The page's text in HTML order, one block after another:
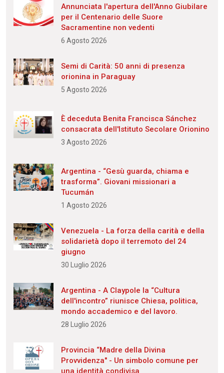
Annunciata l'apertura dell'Anno Giubilare
per il Centenario delle Suore
Sacramentine non vedenti
6 Agosto 2026
Semi di Carità: 50 anni di presenza
orionina in Paraguay
5 Agosto 2026
È deceduta Benita Francisca Sánchez
consacrata dell'Istituto Secolare Orionino
3 Agosto 2026
Argentina - “Gesù guarda, chiama e
trasforma”. Giovani missionari a
Tucumán
1 Agosto 2026
Venezuela - La forza della carità e della
solidarietà dopo il terremoto del 24
giugno
30 Luglio 2026
Argentina - A Claypole la “Cultura
dell'incontro” riunisce Chiesa, politica,
mondo accademico e del lavoro.
28 Luglio 2026
Provincia “Madre della Divina
Provvidenza" - Un simbolo comune per
una identità condivisa